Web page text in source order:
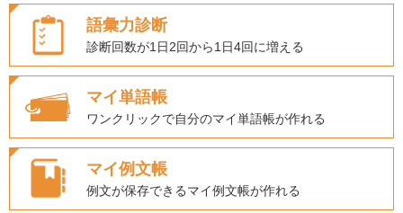
語彙力診断
診断回数が1日2回から1日4回に増える
マイ単語帳
ワンクリックで自分のマイ単語帳が作れる
マイ例文帳
例文が保存できるマイ例文帳が作れる